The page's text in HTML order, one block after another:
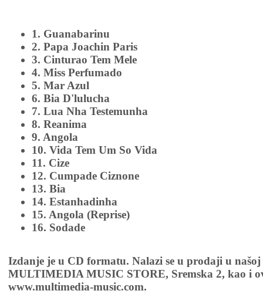
1. Guanabarinu
2. Papa Joachin Paris
3. Cinturao Tem Mele
4. Miss Perfumado
5. Mar Azul
6. Bia D'lulucha
7. Lua Nha Testemunha
8. Reanima
9. Angola
10. Vida Tem Um So Vida
11. Cize
12. Cumpade Ciznone
13. Bia
14. Estanhadinha
15. Angola (Reprise)
16. Sodade
Izdanje je u CD formatu. Nalazi se u prodaji u
MULTIMEDIA MUSIC STORE, Sremska 2, kao i
www.multimedia-music.com.